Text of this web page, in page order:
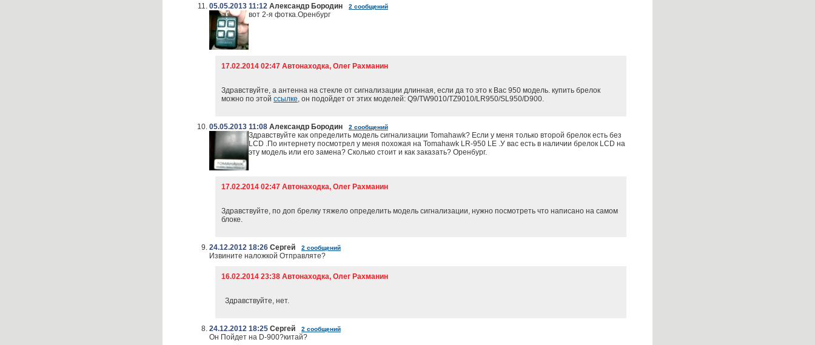
05.05.2013 11:12 Александр Бородин 2 сообщений
вот 2-я фотка.Оренбург
17.02.2014 02:47 Автонаходка, Олег Рахманин
Здравствуйте, а антенна на стекле от сигнализации длинная, если да то это к Вас 950 модель. купить брелок
можно по этой ссылке, он подойдет от этих моделей: Q9/TW9010/TZ9010/LR950/SL950/D900.
05.05.2013 11:08 Александр Бородин 2 сообщений
Здравствуйте как определить модель сигнализации Tomahawk? Если у меня только второй брелок есть без
LCD .По интернету посмотрел у меня похожая на Tomahawk LR-950 LE .У вас есть в наличии брелок LCD на
эту модель или его замена? Сколько стоит и как заказать? Оренбург.
17.02.2014 02:47 Автонаходка, Олег Рахманин
Здравствуйте, по доп брелку тяжело определить модель сигнализации, нужно посмотреть что написано на самом
блоке.
24.12.2012 18:26 Сергей 2 сообщений
Извините наложкой Отправляте?
16.02.2014 23:38 Автонаходка, Олег Рахманин
Здравствуйте, нет.
24.12.2012 18:25 Сергей 2 сообщений
Он Пойдет на D-900?китай?